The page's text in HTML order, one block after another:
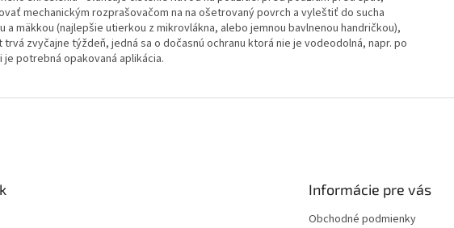
mechanickým rozprašovačom na na ošetrovaný povrch a vyleštiť do sucha
a mäkkou (najlepšie utierkou z mikrovlákna, alebo jemnou bavlnenou handričkou),
zvyčajne týždeň, jedná sa o dočasnú ochranu ktorá nie je vodeodolná, napr. po
je potrebná opakovaná aplikácia.
Informácie pre vás
Obchodné podmienky